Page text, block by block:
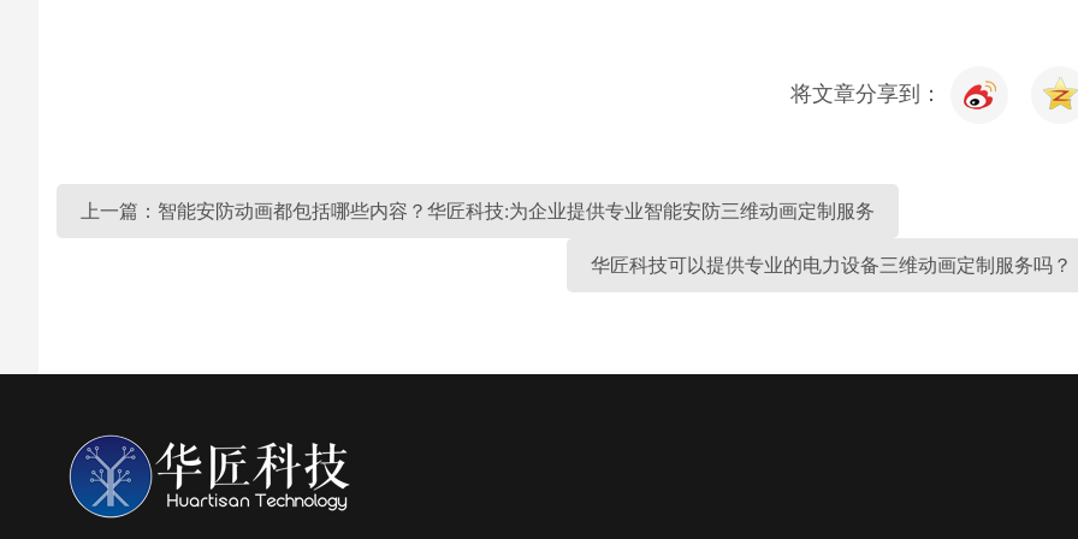
将文章分享到：
上一篇：智能安防动画都包括哪些内容？华匠科技:为企业提供专业智能安防三维动画定制服务
华匠科技可以提供专业的电力设备三维动画定制服务吗？